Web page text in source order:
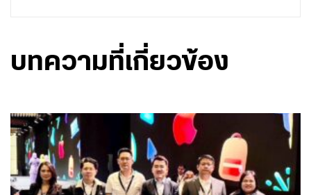
บทความที่เกี่ยวข้อง